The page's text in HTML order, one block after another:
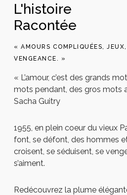
L'histoire
Racontée
« AMOURS COMPLIQUÉES,
VENGEANCE. »
« L’amour, c’est des grands
mots pendant, des gros mots
Sacha Guitry
1955, en plein coeur du vieux
font, se défont, des hommes
croisent, se séduisent, se
s’aiment.
Redécouvrez la plume